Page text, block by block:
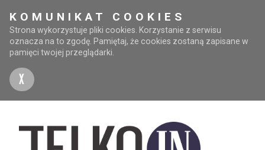
KOMUNIKAT COOKIES
Strona wykorzystuje pliki cookies. Korzystanie z serwisu
oznacza na to zgodę. Pamiętaj, że cookies zostaną zapisane w
pamięci twojej przeglądarki.
X